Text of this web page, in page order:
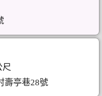
尺
壽亭巷28號